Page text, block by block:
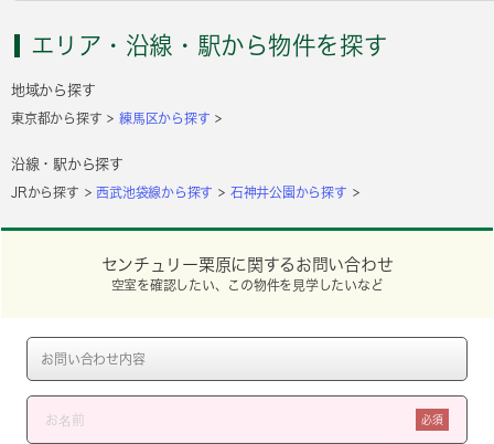
エリア・沿線・駅から物件を探す
地域から探す
東京都から探す 練馬区から探す
沿線・駅から探す
JRから探す 西武池袋線から探す 石神井公園から探す
センチュリー栗原に関するお問い合わせ
空室を確認したい、この物件を見学したいなど
必須